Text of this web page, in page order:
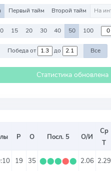
Первый тайм Второй тайм
15 20 30 40 50 100
Победа от до Все
Статистика обновлена
Р О Посл. 5 О/И
Ср
Т
19 35 ⬤⬤⬤⬤⬤ 2.06 2.29